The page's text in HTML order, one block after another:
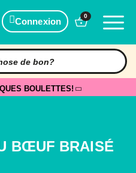
Connexion
0
BOULETTES!
BŒUF BRAISÉ